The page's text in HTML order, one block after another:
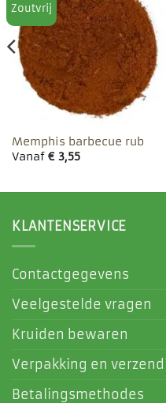
Zoutvrij
Toevoegen
aan
favorieten
Memphis barbecue rub
Vanaf €3,55
KLANTENSERVICE
Contactgegevens
Veelgestelde vragen
Kruiden bewaren
Verpakking en
Betalingsmethodes